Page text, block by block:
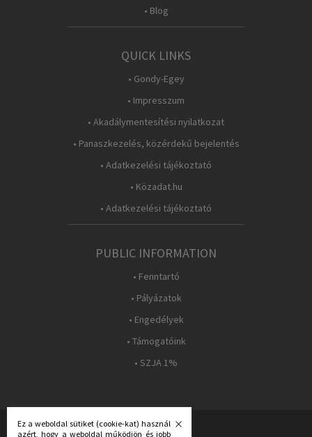
• Blog
QUICK LINKS
• Gondy-Egey
• Impresszum
• Akadálymentesítési nyilatkozat
• Panaszkezelés, közérdekű bejelentés
• Adatkezelési tájékoztató
• Közadat.hu
• Adatkezelési tájékoztató
PUBLIC INFORMATION
• Fenntartó
• Pályázatok
• Engedélyek
• Támogatóink
• SZJA 1%
Ez a weboldal sütiket (cookie-kat) használ
azért, hogy a weboldal működjön és jobb